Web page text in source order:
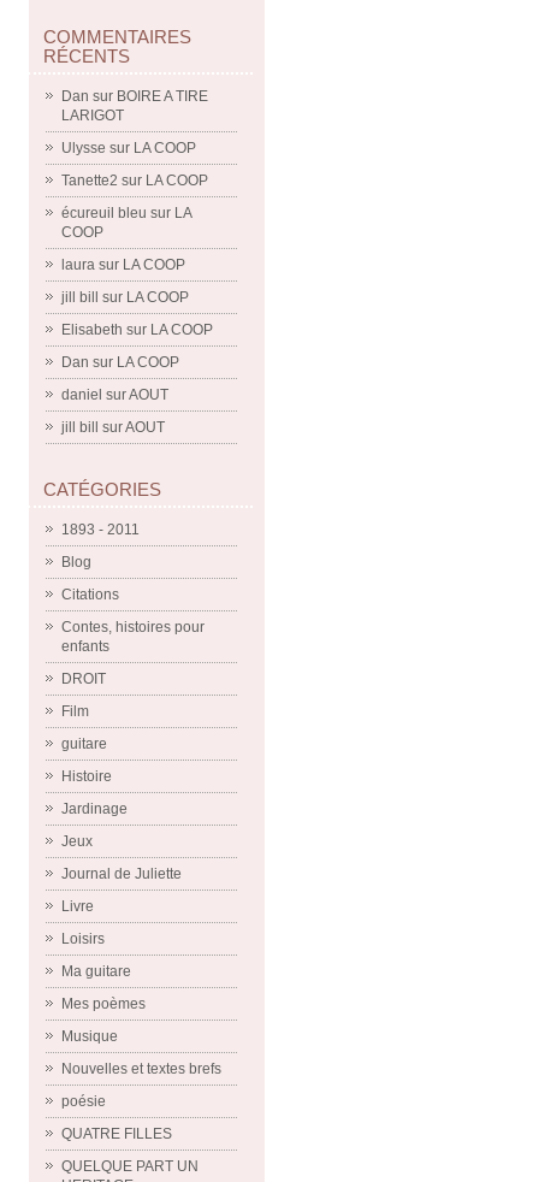
COMMENTAIRES
RÉCENTS
Dan sur BOIRE A TIRE
LARIGOT
Ulysse sur LA COOP
Tanette2 sur LA COOP
écureuil bleu sur LA
COOP
laura sur LA COOP
jill bill
sur LA COOP
Elisabeth sur LA COOP
Dan sur LA COOP
daniel surAOUT
jill bill
surAOUT
CATÉGORIES
1893 - 2011
Blog
Citations
Contes, histoires pour
enfants
DROIT
Film
guitare
Histoire
Jardinage
Jeux
Journal de Juliette
Livre
Loisirs
Ma guitare
Mes poèmes
Musique
Nouvelles et textes brefs
poésie
QUATRE FILLES
QUELQUE PART UN